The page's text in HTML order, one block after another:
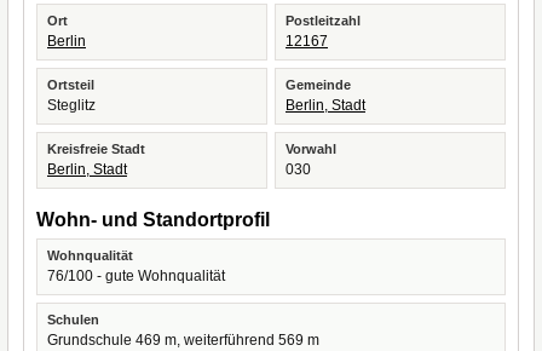
Ort
Berlin
Postleitzahl
12167
Ortsteil
Steglitz
Gemeinde
Berlin, Stadt
Kreisfreie Stadt
Berlin, Stadt
Vorwahl
030
Wohn- und Standortprofil
Wohnqualität
76/100 - gute Wohnqualität
Schulen
Grundschule 469 m, weiterführend 569 m